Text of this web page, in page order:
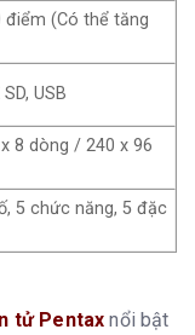
điểm (Có thể tăng
USB
8 dòng / 240 x 96
5 chức năng, 5 đặc
tử Pentax nổi bật